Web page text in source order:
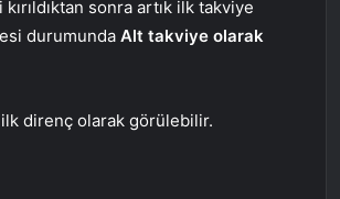
sonra artık ilk takviye
durumunda Alt takviye olarak
direnç olarak görülebilir.